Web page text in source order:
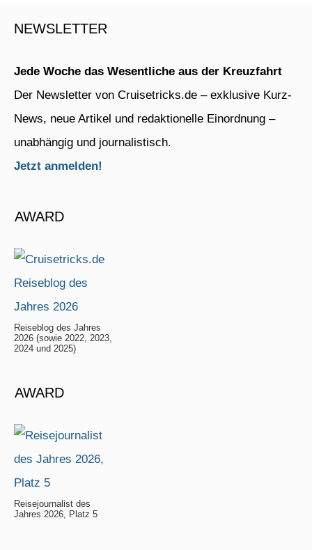
NEWSLETTER
Jede Woche das Wesentliche aus der Kreuzfahrt
Der Newsletter von Cruisetricks.de – exklusive Kurz-
News, neue Artikel und redaktionelle Einordnung –
unabhängig und journalistisch.
Jetzt anmelden!
AWARD
Reiseblog des Jahres
2026 (sowie 2022, 2023,
2024 und 2025)
AWARD
Reisejournalist des
Jahres 2026, Platz 5